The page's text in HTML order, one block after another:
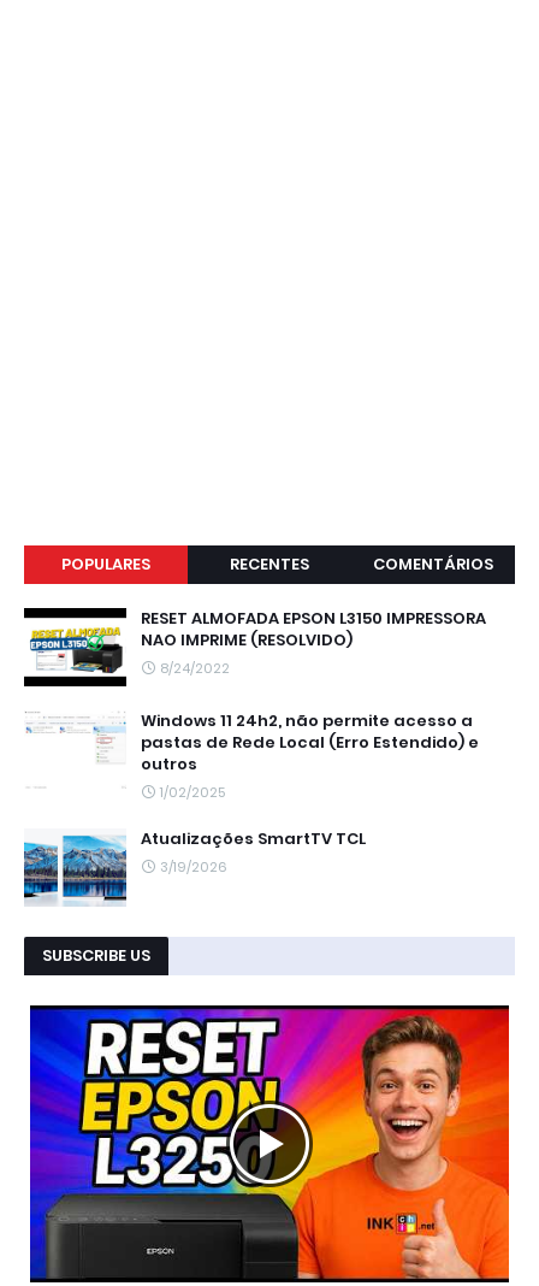
POPULARES RECENTES COMENTÁRIOS
RESET ALMOFADA EPSON L3150 IMPRESSORA
NAO IMPRIME (RESOLVIDO)
8/24/2022
Windows 11 24h2, não permite acesso a
pastas de Rede Local (Erro Estendido) e
outros
1/02/2025
Atualizações SmartTV TCL
3/19/2026
SUBSCRIBE US